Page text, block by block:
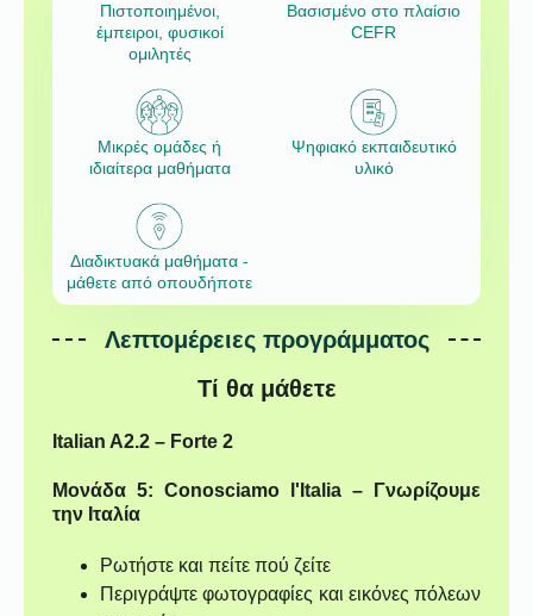
Πιστοποιημένοι,
έμπειροι, φυσικοί
ομιλητές
Βασισμένο στο πλαίσιο
CEFR
Μικρές ομάδες ή
ιδιαίτερα μαθήματα
Ψηφιακό εκπαιδευτικό
υλικό
Διαδικτυακά μαθήματα -
μάθετε από οπουδήποτε
Λεπτομέρειες προγράμματος
Τί θα μάθετε
Italian A2.2 – Forte 2
Μονάδα 5: Conosciamo l'Italia – Γνωρίζουμε
την Ιταλία
Ρωτήστε και πείτε πού ζείτε
Περιγράψτε φωτογραφίες και εικόνες πόλεων